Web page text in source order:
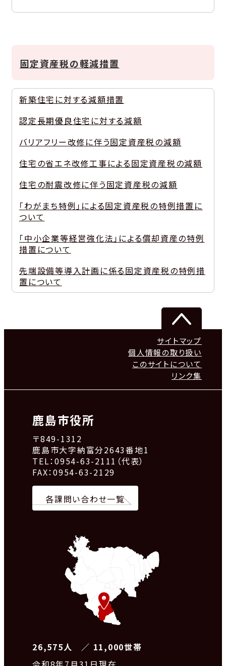
固定資産税の軽減措置
新築住宅に対する減額措置
認定長期優良住宅に対する減額
バリアフリー改修に伴う固定資産税の減額
住宅の省エネ改修工事による固定資産税の減額
住宅の耐震改修に伴う固定資産税の減額
「わがまち特例」による固定資産税の特例措置に
ついて
「中小企業等経営強化法」による償却資産の特例
措置について
先端設備等導入計画に係る固定資産税の特例措
置について
サイトマップ
個人情報の取り扱い
このサイトについて
リンク集
鹿島市役所
〒849-1312
鹿島市大字納富分2643番地1
TEL：0954-63-2111（代表）
FAX：0954-63-2129
各課問い合わせ一覧
26,575人 ／ 11,000世帯